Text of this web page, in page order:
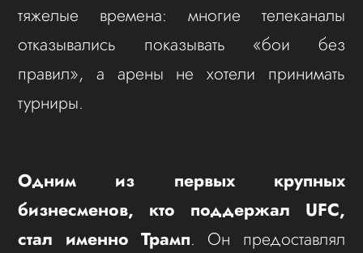
тяжелые времена: многие телеканалы
отказывались показывать «бои без
правил», а арены не хотели принимать
турниры.
Одним из первых крупных
бизнесменов, кто поддержал UFC,
стал именно Трамп. Он предоставлял